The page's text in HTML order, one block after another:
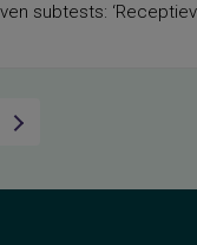
subtests: